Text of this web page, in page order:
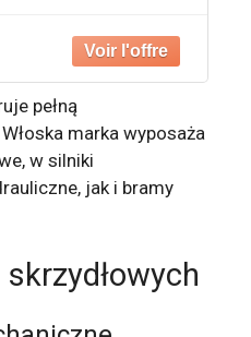
pełną
Włoska marka wyposaża
w silniki
jak i bramy